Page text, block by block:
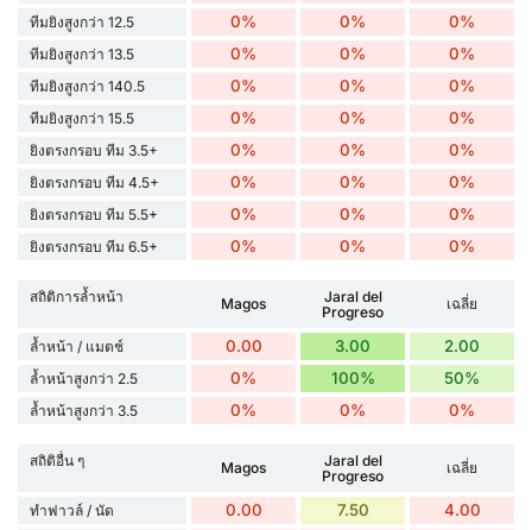
ทีมยิงสูงกว่า 12.5 0% 0% 0%
ทีมยิงสูงกว่า 13.5 0% 0% 0%
ทีมยิงสูงกว่า 140.5 0% 0% 0%
ทีมยิงสูงกว่า 15.5 0% 0% 0%
ยิงตรงกรอบ ทีม 3.5+ 0% 0% 0%
ยิงตรงกรอบ ทีม 4.5+ 0% 0% 0%
ยิงตรงกรอบ ทีม 5.5+ 0% 0% 0%
ยิงตรงกรอบ ทีม 6.5+ 0% 0% 0%
สถิติการล้ำหน้า Magos
Jaral del
Progreso
เฉลี่ย
ล้ำหน้า / แมตช์ 0.00 3.00 2.00
ล้ำหน้าสูงกว่า 2.5 0% 100% 50%
ล้ำหน้าสูงกว่า 3.5 0% 0% 0%
สถิติอื่น ๆ Magos
Jaral del
Progreso
เฉลี่ย
ทำฟาวล์ / นัด 0.00 7.50 4.00